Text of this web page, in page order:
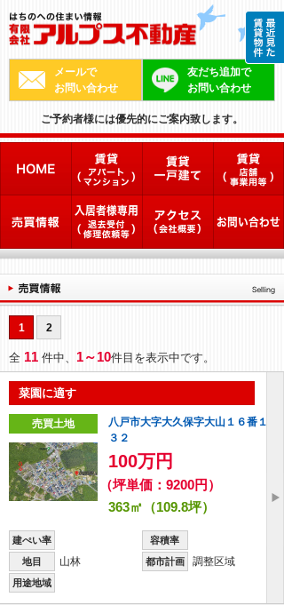
メールで
お問い合わせ
友だち追加で
お問い合わせ
ご予約者様には優先的にご案内致します。
1 2
全 11 件中、 1～10件目を表示中です。
菜園に適す
売買土地
八戸市大字大久保字大山１６番１
３２
100万円
（坪単価：9200円）
363㎡（109.8坪）
建ぺい率
容積率
地目
山林 都市計画 調整区域
用途地域